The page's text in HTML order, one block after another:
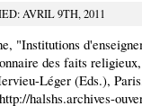
AVRIL 9TH, 2011
"Institutions
des faits
Léger (Eds.),
halshs.archives-